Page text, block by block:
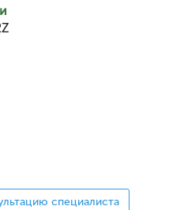
специалиста